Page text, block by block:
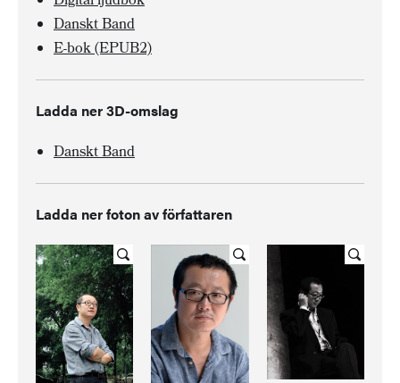
Danskt Band
E-bok (EPUB2)
Ladda ner 3D-omslag
Danskt Band
Ladda ner foton av författaren